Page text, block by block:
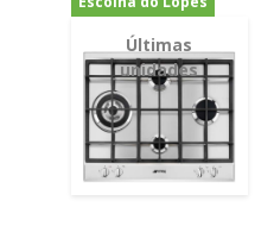
Últimas
unidades
-26%